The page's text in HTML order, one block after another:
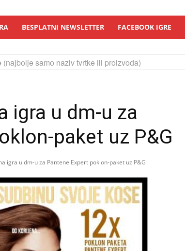
BESPLATNI NEWSLETTER FACEBOOK IGRE
samo naziv tvrtke ili proizvoda)
igra u dm-u za
paket uz P&G
igra u dm-u za Pantene Expert poklon-paket uz P&G